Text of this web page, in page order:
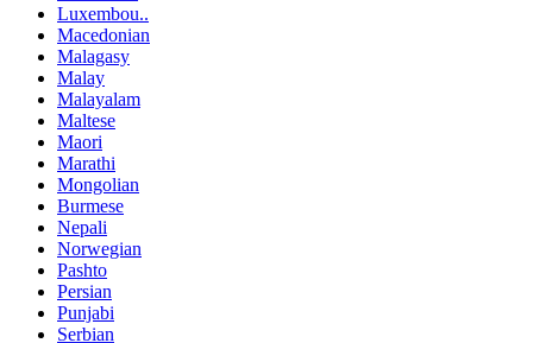
Luxembou..
Macedonian
Malagasy
Malay
Malayalam
Maltese
Maori
Marathi
Mongolian
Burmese
Nepali
Norwegian
Pashto
Persian
Punjabi
Serbian